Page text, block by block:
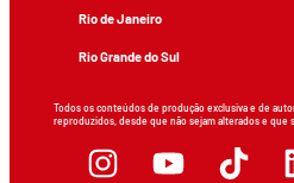
Rio de Janeiro
Rio Grande do Sul
Todos os conteúdos de produção exclusiva e de
reproduzidos, desde que não sejam alterados e que